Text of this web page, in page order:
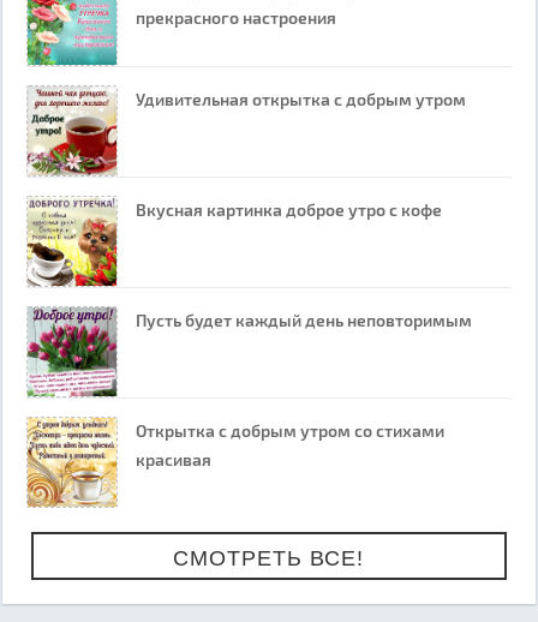
прекрасного настроения
Удивительная открытка с добрым утром
Вкусная картинка доброе утро с кофе
Пусть будет каждый день неповторимым
Открытка с добрым утром со стихами
красивая
СМОТРЕТЬ ВСЕ!